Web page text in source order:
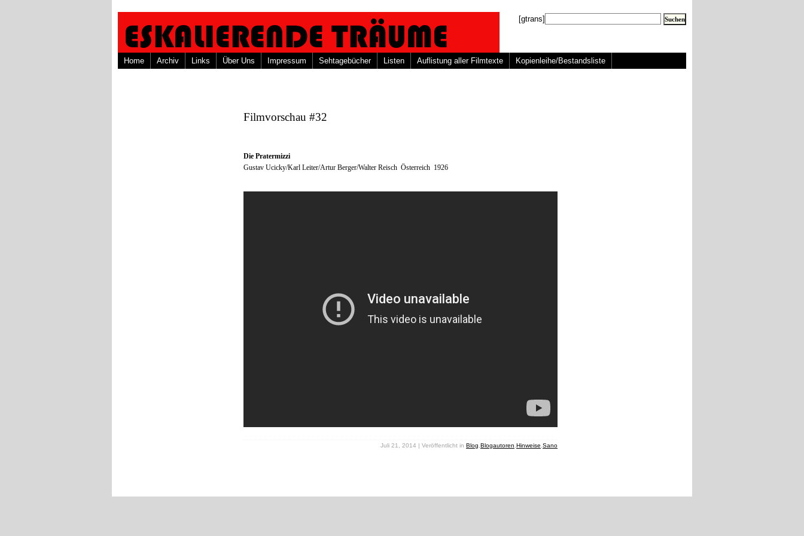
[gtrans]
Home Archiv Links Über Uns Impressum Sehtagebücher Listen Auflistung aller Filmtexte Kopienleihe/Bestandsliste
Filmvorschau #32
Die Pratermizzi
Gustav Ucicky/Karl Leiter/Artur Berger/Walter Reisch Österreich 1926
Juli 21, 2014 | Veröffentlicht in Blog Blogautoren Hinweise Sano